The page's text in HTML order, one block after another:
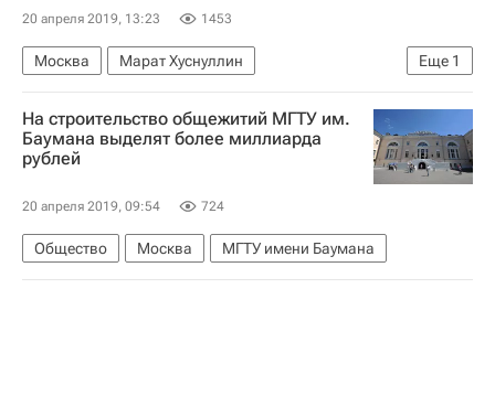
20 апреля 2019, 13:23 1453
Еще 1
Москва
Марат Хуснуллин
Новости - Недвижимость
На строительство общежитий МГТУ им.
Баумана выделят более миллиарда
рублей
20 апреля 2019, 09:54 724
Общество Москва МГТУ имени Баумана